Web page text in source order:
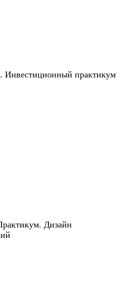
Инвестиционный практикум
Дизайн